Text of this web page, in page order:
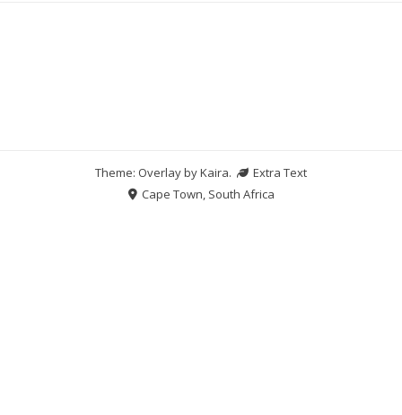
Theme: Overlay byKaira.
Extra Text
Cape Town, South Africa